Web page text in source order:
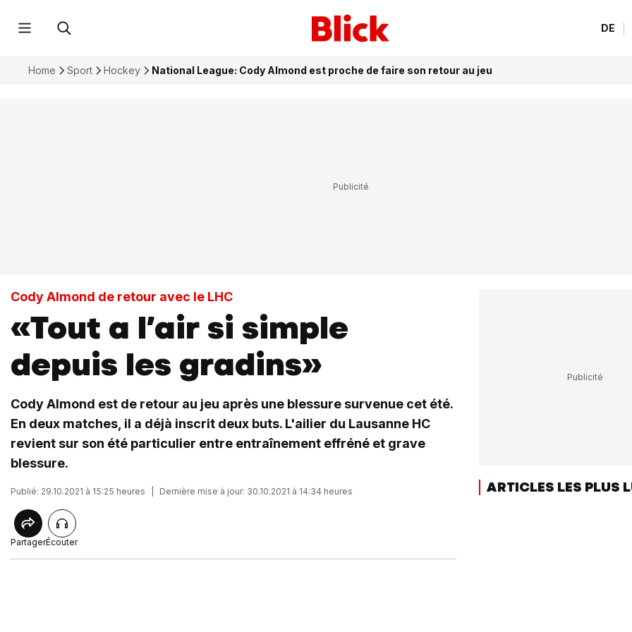
DE
Home Sport Hockey National League: Cody Almond est proche de faire son retour au jeu
Cody Almond de retour avec le LHC
«Tout a l’air si simple
depuis les gradins»
Cody Almond est de retour au jeu après une blessure survenue cet été.
En deux matches, il a déjà inscrit deux buts. L'ailier du Lausanne HC
revient sur son été particulier entre entraînement effréné et grave
blessure.
Publié: 29.10.2021 à 15:25 heures Dernière mise à jour: 30.10.2021 à 14:34 heures
PartagerÉcouter
ARTICLES LES PLUS